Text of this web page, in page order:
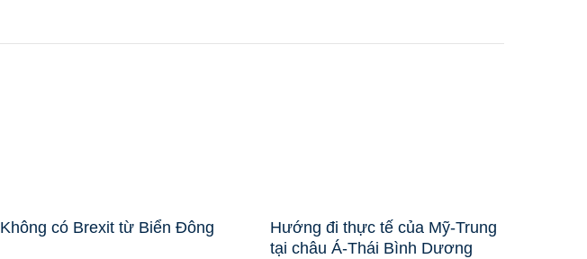
Không có Brexit từ Biển Đông
Hướng đi thực tế của Mỹ-Trung
tại châu Á-Thái Bình Dương